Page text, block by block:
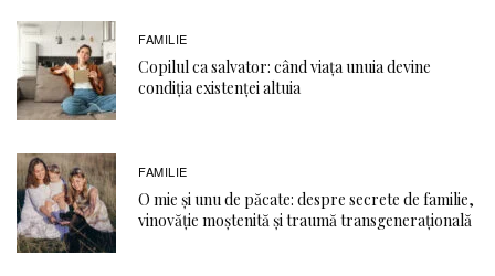
FAMILIE
Copilul ca salvator: când viața unuia devine
condiția existenței altuia
FAMILIE
O mie și unu de păcate: despre secrete de familie,
vinovăție moștenită și traumă transgenerațională